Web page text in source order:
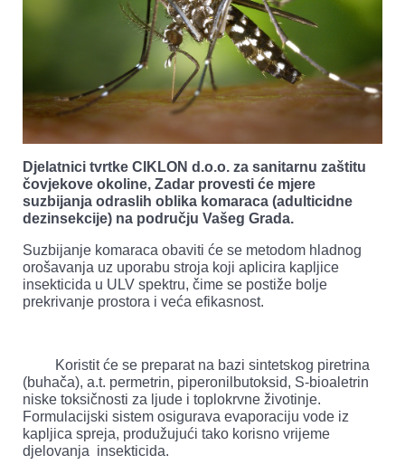
Djelatnici tvrtke CIKLON d.o.o. za sanitarnu zaštitu
čovjekove okoline, Zadar provesti će mjere
suzbijanja odraslih oblika komaraca (adulticidne
dezinsekcije) na području Vašeg Grada.
Suzbijanje komaraca obaviti će se metodom hladnog
orošavanja uz uporabu stroja koji aplicira kapljice
insekticida u ULV spektru, čime se postiže bolje
prekrivanje prostora i veća efikasnost.
Koristit će se preparat na bazi sintetskog piretrina
(buhača), a.t. permetrin, piperonilbutoksid, S-bioaletrin
niske toksičnosti za ljude i toplokrvne životinje.
Formulacijski sistem osigurava evaporaciju vode iz
kapljica spreja, produžujući tako korisno vrijeme
djelovanja insekticida.